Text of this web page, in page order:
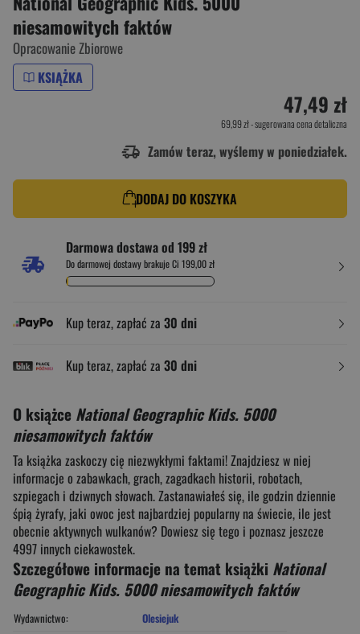
niesamowitych faktów
Opracowanie Zbiorowe
KSIĄŻKA
47,49 zł
69,99 zł- sugerowana cena detaliczna
Zamów teraz, wyślemy w poniedziałek.
DODAJ DO KOSZYKA
Darmowa dostawa od 199 zł
Do darmowej dostawy brakuje Ci 199,00 zł
Kup teraz, zapłać za 30 dni
Kup teraz, zapłać za 30 dni
O książce National Geographic Kids. 5000
niesamowitych faktów
Ta książka zaskoczy cię niezwykłymi faktami! Znajdziesz w niej
informacje o zabawkach, grach, zagadkach historii, robotach,
szpiegach i dziwnych słowach. Zastanawiałeś się, ile godzin dziennie
śpią żyrafy, jaki owoc jest najbardziej popularny na świecie, ile jest
obecnie aktywnych wulkanów? Dowiesz się tego i poznasz jeszcze
4997 innych ciekawostek.
Szczegółowe informacje na temat książki National
Geographic Kids. 5000 niesamowitych faktów
Wydawnictwo:
Olesiejuk